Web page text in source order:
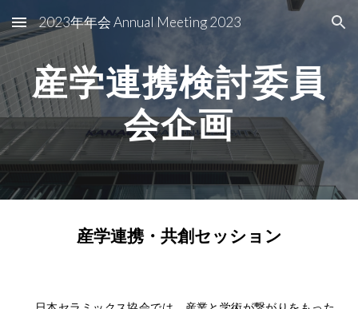
Skip to main content Skip to navigation
2023年年会 Annual Meeting 2023
産学連携検討委員
会企画
産学連携・共創セッション